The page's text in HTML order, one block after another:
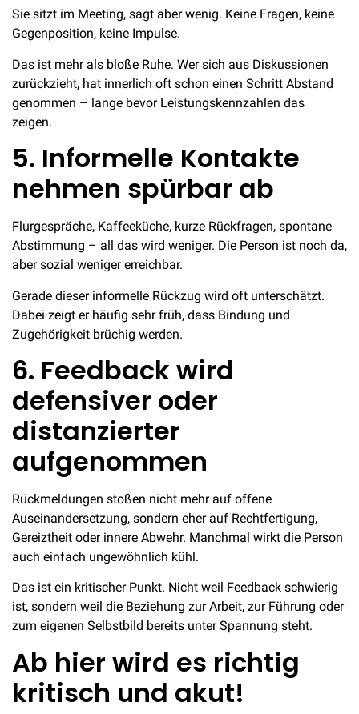
Sie sitzt im Meeting, sagt aber wenig. Keine Fragen, keine
Gegenposition, keine Impulse.
Das ist mehr als bloße Ruhe. Wer sich aus Diskussionen
zurückzieht, hat innerlich oft schon einen Schritt Abstand
genommen – lange bevor Leistungskennzahlen das
zeigen.
5. Informelle Kontakte
nehmen spürbar ab
Flurgespräche, Kaffeeküche, kurze Rückfragen, spontane
Abstimmung – all das wird weniger. Die Person ist noch da,
aber sozial weniger erreichbar.
Gerade dieser informelle Rückzug wird oft unterschätzt.
Dabei zeigt er häufig sehr früh, dass Bindung und
Zugehörigkeit brüchig werden.
6. Feedback wird
defensiver oder
distanzierter
aufgenommen
Rückmeldungen stoßen nicht mehr auf offene
Auseinandersetzung, sondern eher auf Rechtfertigung,
Gereiztheit oder innere Abwehr. Manchmal wirkt die Person
auch einfach ungewöhnlich kühl.
Das ist ein kritischer Punkt. Nicht weil Feedback schwierig
ist, sondern weil die Beziehung zur Arbeit, zur Führung oder
zum eigenen Selbstbild bereits unter Spannung steht.
Ab hier wird es richtig
kritisch und akut!